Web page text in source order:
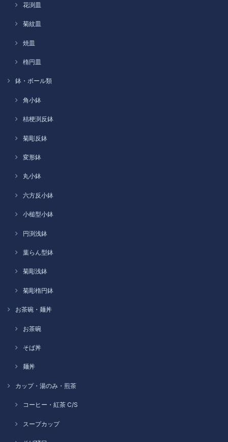
花渕皿
菊紋皿
焼皿
楕円皿
鉢・ボール類
角小鉢
桔梗渕反鉢
菊彫反鉢
変形鉢
丸小鉢
六方反小鉢
小槌型小鉢
円渕浅鉢
葉らん型鉢
菊彫浅鉢
菊彫楕円鉢
お茶碗・麺丼
お茶碗
そば丼
麺丼
カップ・湯のみ・煎茶
コーヒー・紅茶 C/S
スープカップ